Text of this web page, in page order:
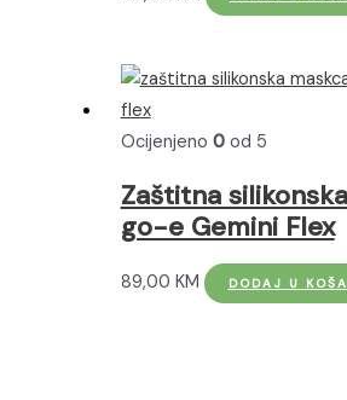
Ocijenjeno 0od 5
Zaštitna
go-e Gemini Flex
89,00 KM DODAJ U